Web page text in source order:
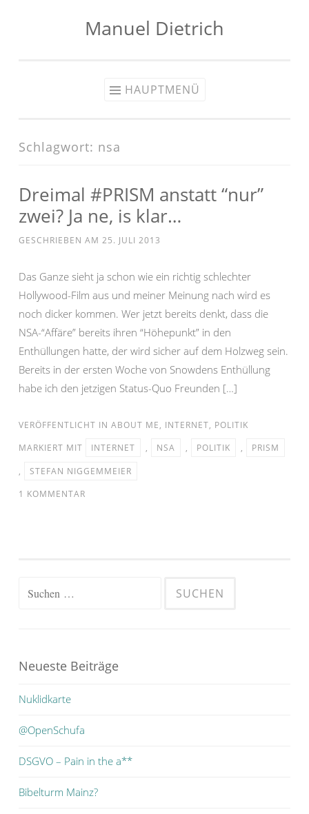
Manuel Dietrich
HAUPTMENÜ
Schlagwort: nsa
Dreimal #PRISM anstatt “nur”
zwei? Ja ne, is klar…
GESCHRIEBEN AM 25. JULI 2013
Das Ganze sieht ja schon wie ein richtig schlechter
Hollywood-Film aus und meiner Meinung nach wird es
noch dicker kommen. Wer jetzt bereits denkt, dass die
NSA-“Affäre” bereits ihren “Höhepunkt” in den
Enthüllungen hatte, der wird sicher auf dem Holzweg sein.
Bereits in der ersten Woche von Snowdens Enthüllung
habe ich den jetzigen Status-Quo Freunden […]
VERÖFFENTLICHT IN ABOUT ME, INTERNET, POLITIK
MARKIERT MIT
INTERNET , NSA , POLITIK ,
PRISM
,
STEFAN NIGGEMMEIER
1 KOMMENTAR
Suchen
Neueste Beiträge
Nuklidkarte
@OpenSchufa
DSGVO – Pain in the a**
Bibelturm Mainz?